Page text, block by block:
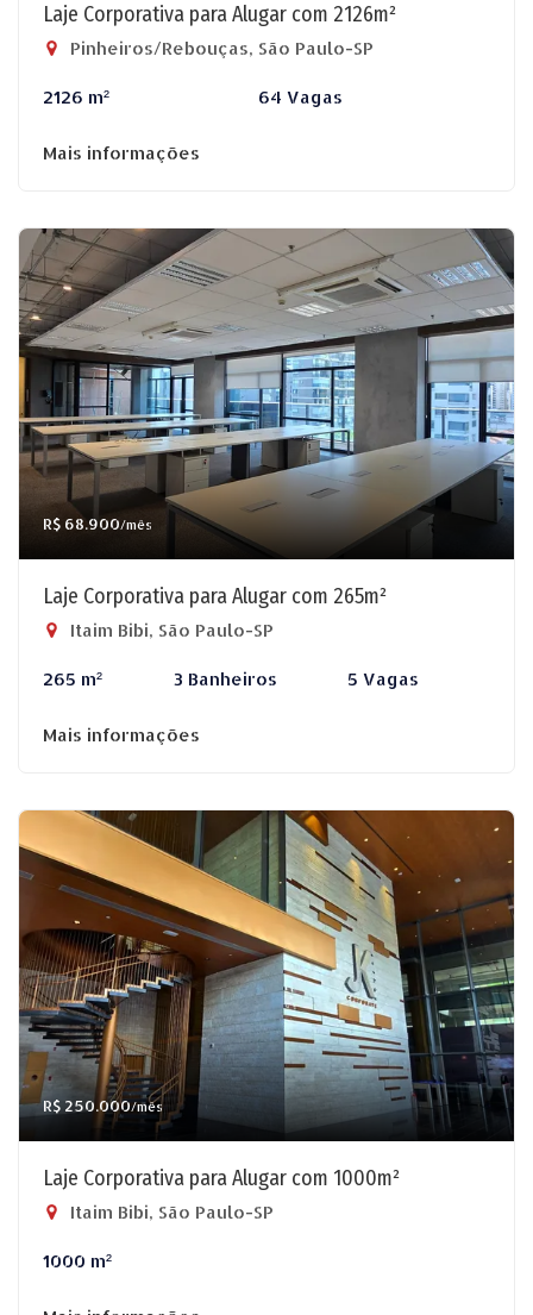
Laje Corporativa para Alugar com 2126m²
Pinheiros/Rebouças, São Paulo-SP
2126 m² 64 Vagas
Mais informações
R$ 68.900/mês
Laje Corporativa para Alugar com 265m²
Itaim Bibi, São Paulo-SP
265 m² 3 Banheiros 5 Vagas
Mais informações
R$ 250.000/mês
Laje Corporativa para Alugar com 1000m²
Itaim Bibi, São Paulo-SP
1000 m²